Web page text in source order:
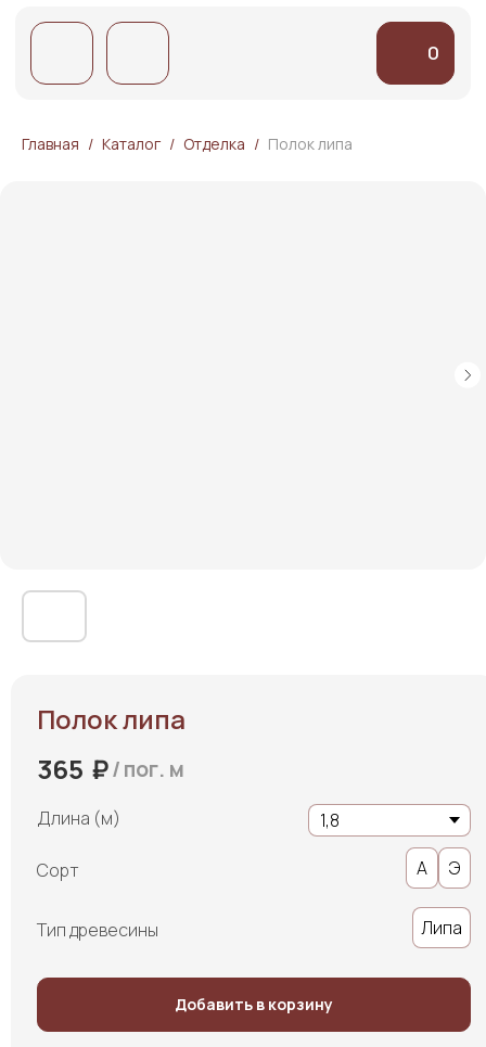
Главная Каталог Отделка Полок липа
Полок липа
365 ₽/пог. м
Длина (м)
Сорт А Э
Тип древесины Липа
Добавить в корзину